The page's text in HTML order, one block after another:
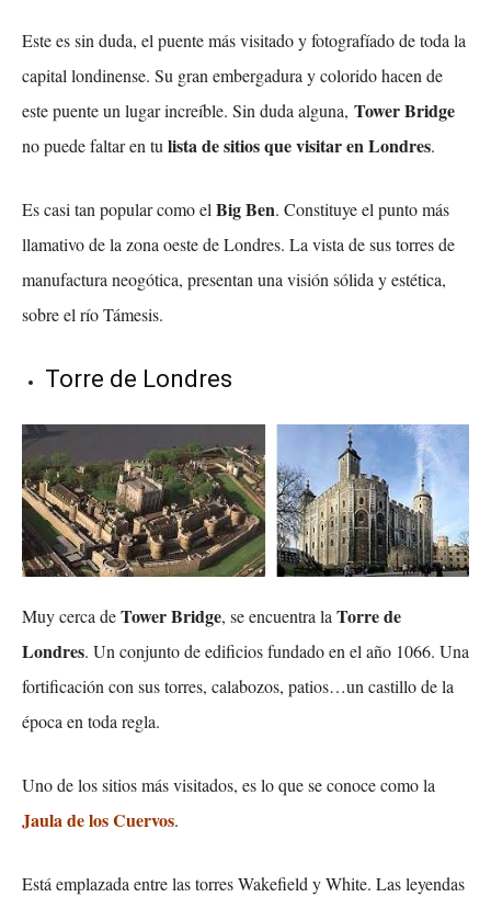
Este es sin duda, el puente más visitado y fotografíado de toda la
capital londinense. Su gran embergadura y colorido hacen de
este puente un lugar increíble. Sin duda alguna, Tower Bridge
no puede faltar en tu lista de sitios que visitar en Londres.
Es casi tan popular como el Big Ben. Constituye el punto más
llamativo de la zona oeste de Londres. La vista de sus torres de
manufactura neogótica, presentan una visión sólida y estética,
sobre el río Támesis.
Torre de Londres
Muy cerca deTower Bridge, se encuentra laTorre de
Londres. Un conjunto de edificios fundado en el año 1066. Una
fortificación con sus torres, calabozos, patios…un castillo de la
época en toda regla.
Uno de los sitios más visitados, es lo que se conoce como la
Jaula de los Cuervos.
Está emplazada entre las torres Wakefield y White. Las leyendas